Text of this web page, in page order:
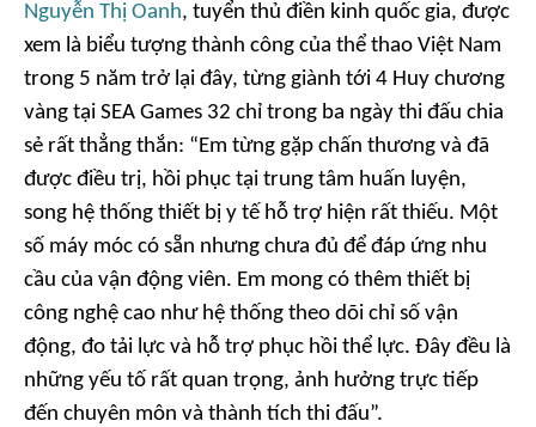
Nguyễn Thị Oanh, tuyển thủ điền kinh quốc gia, được
xem là biểu tượng thành công của thể thao Việt Nam
trong 5 năm trở lại đây, từng giành tới 4 Huy chương
vàng tại SEA Games 32 chỉ trong ba ngày thi đấu chia
sẻ rất thẳng thắn: “Em từng gặp chấn thương và đã
được điều trị, hồi phục tại trung tâm huấn luyện,
song hệ thống thiết bị y tế hỗ trợ hiện rất thiếu. Một
số máy móc có sẵn nhưng chưa đủ để đáp ứng nhu
cầu của vận động viên. Em mong có thêm thiết bị
công nghệ cao như hệ thống theo dõi chỉ số vận
động, đo tải lực và hỗ trợ phục hồi thể lực. Đây đều là
những yếu tố rất quan trọng, ảnh hưởng trực tiếp
đến chuyên môn và thành tích thi đấu”.